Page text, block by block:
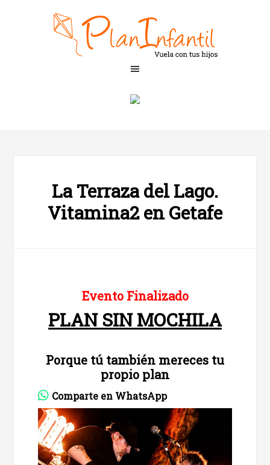
La Terraza del Lago.
Vitamina2 en Getafe
Evento Finalizado
PLAN SIN MOCHILA
Porque tú también mereces tu
propio plan
Comparte en WhatsApp